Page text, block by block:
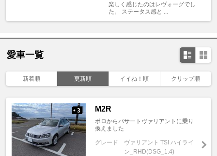
楽しく感じたのはレヴォーグでし
た。 ステータス感と ...
愛車一覧
新着順 更新順 イイね！順 クリップ順
+ 3 M2R
ポロからパサートヴァリアントに乗り
換えました
グレード
ヴァリアント TSI ハイライ
ン_RHD(DSG_1.4)